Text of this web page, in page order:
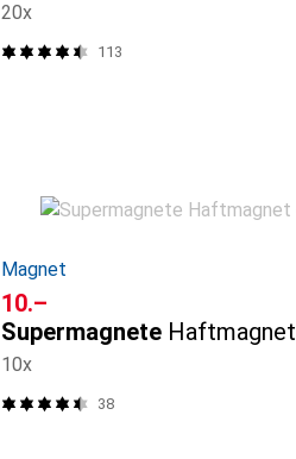
20x
113
Magnet
CHF
10.–
Supermagnete Haftmagnet
10x
38